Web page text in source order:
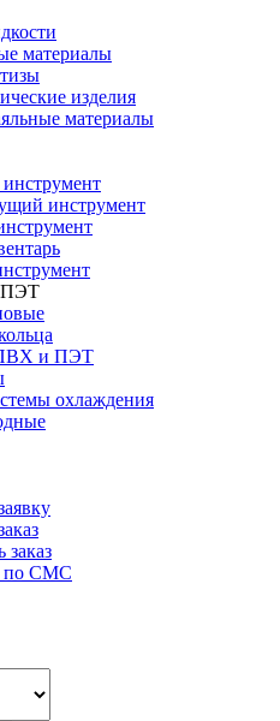
материалы
изделия
материалы
инструмент
ПВХ и ПЭТ
охлаждения
заказ
по СМС